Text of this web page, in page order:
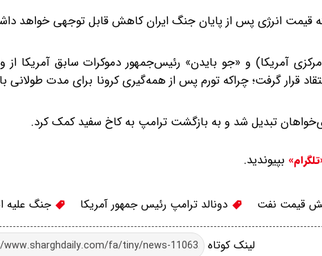
قیمت انرژی پس از پایان جنگ ایران کاهش قابل توجهی خواهد
آمریکا) و «جو بایدن» رئیس‌جمهور دموکرات سابق آمریکا از
قرار گرفت؛ چراکه تورم پس از همه‌گیری کرونا برای مدت طولانی
تبدیل شد و به بازگشت ترامپ به کاخ سفید کمک کرد.
بپیوندید.
قیمت نفت دونالد ترامپ رئیس جمهور آمریکا جنگ علیه
لینک کوتاه